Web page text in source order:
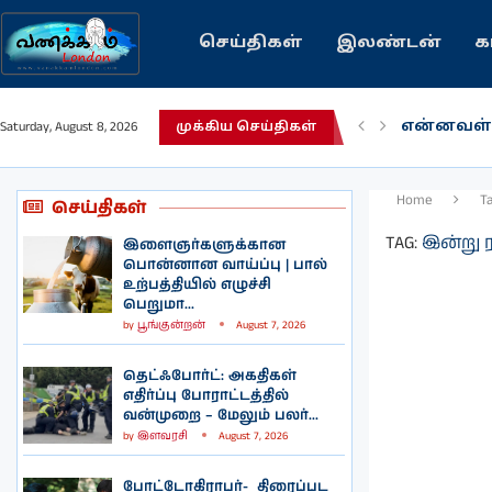
செய்திகள் இலண்டன்
Saturday, August 8, 2026 முக்கிய செய்திகள்
என்னவள்!
பழைய
செய்திகள்
இளைஞர்களுக்கான
பொன்னான வாய்ப்பு | பால்
உற்பத்தியில் எழுச்சி
பெறுமா...
by பூங்குன்றன் August 7, 2026
தெட்ஃபோர்ட்: அகதிகள்
எதிர்ப்பு போராட்டத்தில்
வன்முறை – மேலும் பலர்...
by இளவரசி August 7, 2026
போட்டோகிராபர்- ‌ திரைப்பட
Home
TAG: இன்று